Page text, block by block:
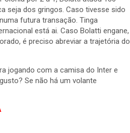
seja dos gringos. Caso tivesse sido
futura transação. Tinga
está ai. Caso Bolatti engane,
é preciso abreviar a trajetória do
jogando com a camisa do Inter e
Se não há um volante